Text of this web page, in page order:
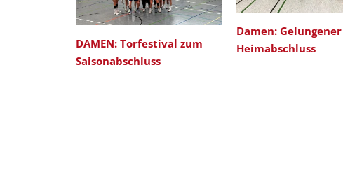
DAMEN: Torfestival zum
Saisonabschluss
Damen: Gelungener
Heimabschluss